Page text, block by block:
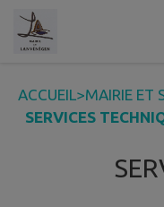
Contenu
ACCUEIL>MAIRIE ET
SERVICES